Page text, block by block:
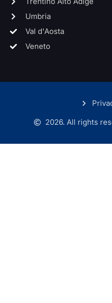
Umbria
Val d'Aosta
Veneto
2026. All rights